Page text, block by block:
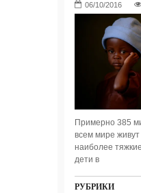
Примерно 385
всем мире живут
наиболее
дети в
РУБРИКИ